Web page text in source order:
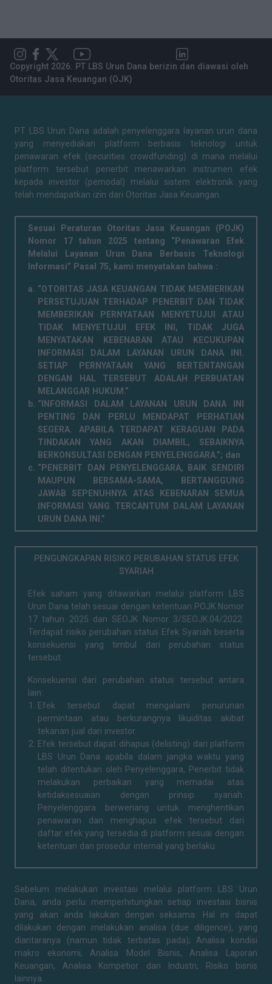
Copyright 2026. PT LBS Urun Dana berizin dan diawasi oleh
Otoritas Jasa Keuangan (OJK)
PT LBS Urun Dana adalah penyelenggara layanan urun dana
yang menyediakan platform berbasis teknologi untuk
penawaran efek (securities crowdfunding) di mana melalui
platform tersebut penerbit menawarkan instrumen efek
kepada investor (pemodal) melalui sistem elektronik yang
telah mendapatkan izin dari Otoritas Jasa Keuangan.
Sesuai Peraturan Otoritas Jasa Keuangan (POJK)
Nomor 17 tahun 2025 tentang “Penawaran Efek
Melalui Layanan Urun Dana Berbasis Teknologi
Informasi” Pasal 75, kami menyatakan bahwa :
“OTORITAS JASA KEUANGAN TIDAK MEMBERIKAN
PERSETUJUAN TERHADAP PENERBIT DAN TIDAK
MEMBERIKAN PERNYATAAN MENYETUJUI ATAU
TIDAK MENYETUJUI EFEK INI, TIDAK JUGA
MENYATAKAN KEBENARAN ATAU KECUKUPAN
INFORMASI DALAM LAYANAN URUN DANA INI.
SETIAP PERNYATAAN YANG BERTENTANGAN
DENGAN HAL TERSEBUT ADALAH PERBUATAN
MELANGGAR HUKUM.”
“INFORMASI DALAM LAYANAN URUN DANA INI
PENTING DAN PERLU MENDAPAT PERHATIAN
SEGERA. APABILA TERDAPAT KERAGUAN PADA
TINDAKAN YANG AKAN DIAMBIL, SEBAIKNYA
BERKONSULTASI DENGAN PENYELENGGARA.”; dan
“PENERBIT DAN PENYELENGGARA, BAIK SENDIRI
MAUPUN BERSAMA-SAMA, BERTANGGUNG
JAWAB SEPENUHNYA ATAS KEBENARAN SEMUA
INFORMASI YANG TERCANTUM DALAM LAYANAN
URUN DANA INI.”
PENGUNGKAPAN RISIKO PERUBAHAN STATUS EFEK
SYARIAH
Efek saham yang ditawarkan melalui platform LBS
Urun Dana telah sesuai dengan ketentuan POJK Nomor
17 tahun 2025 dan SEOJK Nomor 3/SEOJK.04/2022.
Terdapat risiko perubahan status Efek Syariah beserta
konsekuensi yang timbul dari perubahan status
tersebut.
Konsekuensi dari perubahan status tersebut antara
lain:
Efek tersebut dapat mengalami penurunan
permintaan atau berkurangnya likuiditas akibat
tekanan jual dari investor.
Efek tersebut dapat dihapus (delisting) dari platform
LBS Urun Dana apabila dalam jangka waktu yang
telah ditentukan oleh Penyelenggara, Penerbit tidak
melakukan perbaikan yang memadai atas
ketidaksesuaian dengan prinsip syariah.
Penyelenggara berwenang untuk menghentikan
penawaran dan menghapus efek tersebut dari
daftar efek yang tersedia di platform sesuai dengan
ketentuan dan prosedur internal yang berlaku.
Sebelum melakukan investasi melalui platform LBS Urun
Dana, anda perlu memperhitungkan setiap investasi bisnis
yang akan anda lakukan dengan seksama. Hal ini dapat
dilakukan dengan melakukan analisa (due diligence), yang
diantaranya (namun tidak terbatas pada); Analisa kondisi
makro ekonomi, Analisa Model Bisnis, Analisa Laporan
Keuangan, Analisa Kompetior dan Industri, Risiko bisnis
lainnya.